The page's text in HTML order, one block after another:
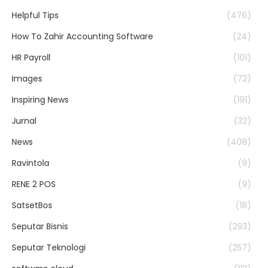
Helpful Tips
(476)
How To Zahir Accounting Software
(24)
HR Payroll
(101)
Images
(72)
Inspiring News
(191)
Jurnal
(32)
News
(408)
Ravintola
(9)
RENE 2 POS
(9)
SatsetBos
(18)
Seputar Bisnis
(293)
Seputar Teknologi
(257)